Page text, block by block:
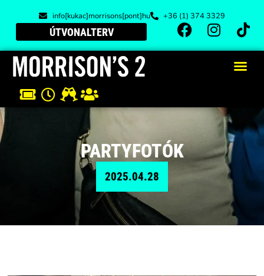
info[kukac]morrisons[pont]hu +36 (1) 374 3329
ÚTVONALTERV
PARTYFOTÓK
2025.04.28